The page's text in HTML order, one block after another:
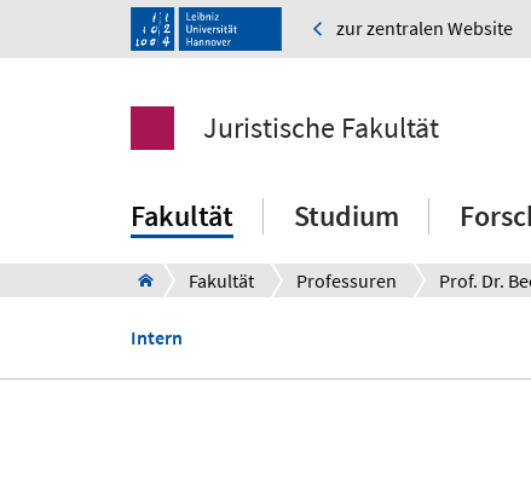
zur zentralen Website
Juristische Fakultät
Fakultät Studium
Fakultät Professuren Prof. Dr.
Intern